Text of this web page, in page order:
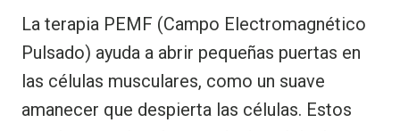
La terapia PEMF (Campo Electromagnético
Pulsado) ayuda a abrir pequeñas puertas en
las células musculares, como un suave
amanecer que despierta las células. Estos